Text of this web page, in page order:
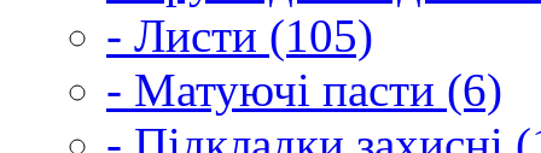
- Листи (105)
- Матуючі пасти (6)